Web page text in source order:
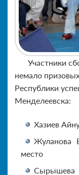
Участники
немало
Республики
Менделеевска:
Хазиев
Жуланова
место
Сырышева